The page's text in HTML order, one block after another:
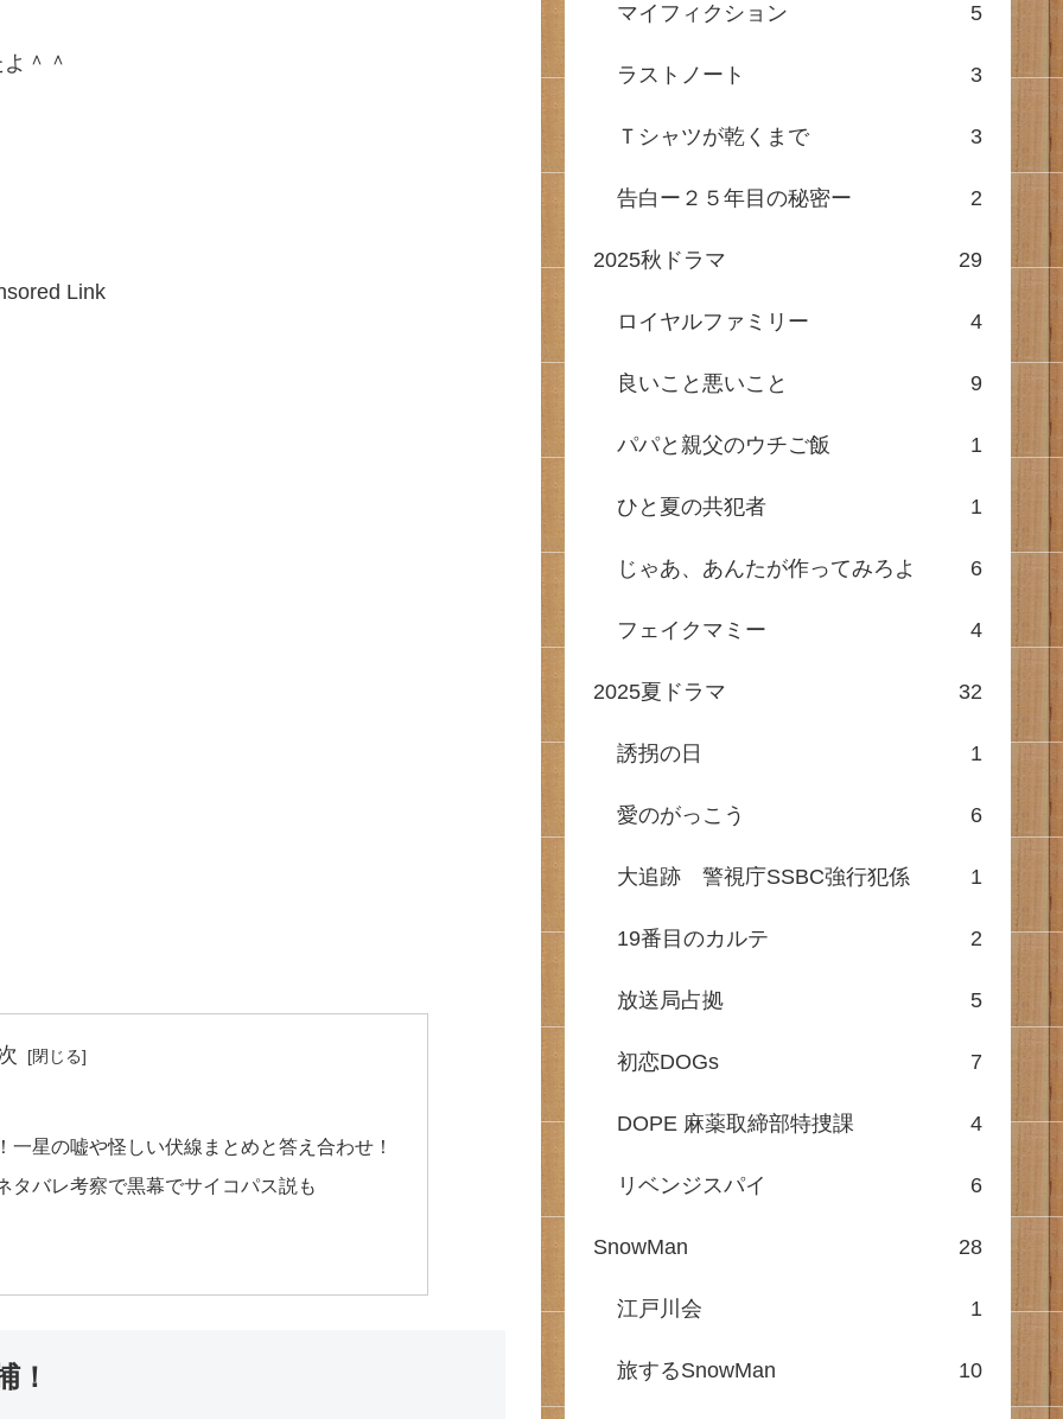
＾＾
Link
星の嘘や怪しい伏線まとめと答え合わせ！
タバレ考察で黒幕でサイコパス説も
！
マイフィクション 5
ラストノート 3
Ｔシャツが乾くまで 3
告白ー２５年目の秘密ー 2
2025秋ドラマ 29
ロイヤルファミリー 4
良いこと悪いこと 9
パパと親父のウチご飯 1
ひと夏の共犯者 1
じゃあ、あんたが作ってみろよ 6
フェイクマミー 4
2025夏ドラマ 32
誘拐の日 1
愛のがっこう 6
大追跡 警視庁SSBC強行犯係 1
19番目のカルテ 2
放送局占拠 5
初恋DOGs 7
DOPE 麻薬取締部特捜課 4
リベンジスパイ 6
SnowMan 28
江戸川会 1
旅するSnowMan 10